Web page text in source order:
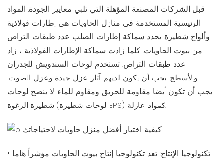
قبل الشركات المصنعة المؤهلة التي تلبي معايير الجودة. المواد
الرئيسية المستخدمة في منازل الحاويات هي إطارات فولاذية
وألواح شطيرة. يحدد سماكة إطارات الصلب عدد طبقات التراص
من بيوت الحاويات. كلما زادت سماكة الإطارات الفولاذية ، زاد
عدد طبقات التراص. تستخدم لوحات السندويش للجدران
والأسطح. يجب أن يكون لديهم آثار عزل جيدة وعزل الصوت.
يجب أن تكون أيضا مقاومة للحريق ومقاوم للماء. لا ينصح لوحات
شطيرة الرغوة (لوحات شطيرة EPS) كمواد عازلة.
• تكنولوجيا الإنتاج: تعد تكنولوجيا إنتاج بيوت الحاويات مؤشراً هاما